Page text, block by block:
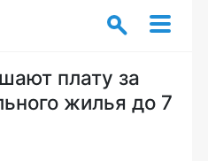
плату за
жилья до 7